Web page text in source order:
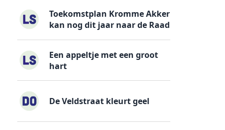
Toekomstplan Kromme Akker
kan nog dit jaar naar de Raad
Een appeltje met een groot
hart
De Veldstraat kleurt geel